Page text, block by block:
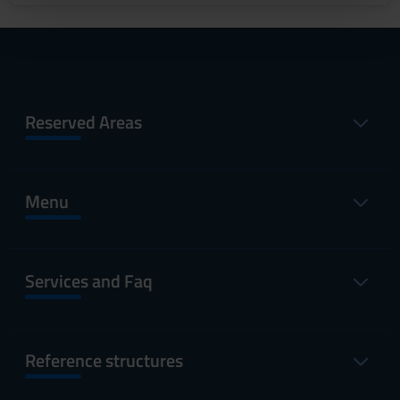
Reserved Areas
Menu
Services and Faq
Reference structures